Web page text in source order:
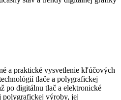
a praktické vysvetlenie kľúčových
tlače a polygrafickej
po digitálnu tlač a elektronické
polygrafickej výroby, jej